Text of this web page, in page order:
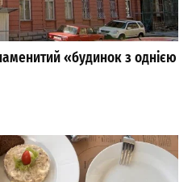
«будинок з однією